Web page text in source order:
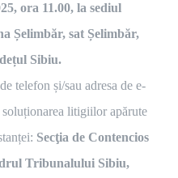
ora 11.00, la sediul
Șelimbăr, sat Șelimbăr,
Sibiu.
telefon și/sau adresa de e-
litigiilor apărute
Secţia de Contencios
Tribunalului Sibiu,